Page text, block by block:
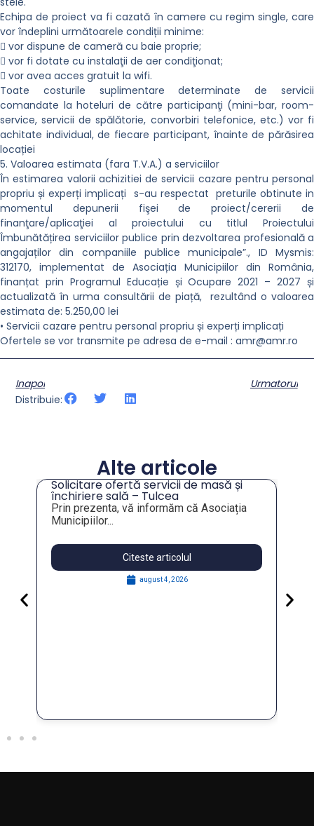
Echipa de proiect va fi cazată în camere cu regim single, care
vor îndeplini următoarele condiții minime:
 vor dispune de cameră cu baie proprie;
 vor fi dotate cu instalaţii de aer condiţionat;
 vor avea acces gratuit la wifi.
Toate costurile suplimentare determinate de servicii
comandate la hoteluri de către participanţi (mini-bar, room-
service, servicii de spălătorie, convorbiri telefonice, etc.) vor fi
achitate individual, de fiecare participant, înainte de părăsirea
locației
5. Valoarea estimata (fara T.V.A.) a serviciilor
În estimarea valorii achizitiei de servicii cazare pentru personal
propriu și experți implicați s-au respectat preturile obtinute in
momentul depunerii fişei de proiect/cererii de
finanţare/aplicaţiei al proiectului cu titlul Proiectului
Îmbunătățirea serviciilor publice prin dezvoltarea profesională a
angajaților din companiile publice municipale”., ID Mysmis:
312170, implementat de Asociația Municipiilor din România,
finanțat prin Programul Educație și Ocupare 2021 – 2027 și
actualizată în urma consultării de piață, rezultând o valoarea
estimata de: 5.250,00 lei
• Servicii cazare pentru personal propriu și experți implicați
Ofertele se vor transmite pe adresa de e-mail : amr@amr.ro
Inapoi
Urmatorul
Distribuie:
Alte articole
Solicitare ofertă servicii de masă și
închiriere sală – Tulcea
Prin prezenta, vă informăm că Asociația
Municipiilor...
Citeste articolul
august 4, 2026